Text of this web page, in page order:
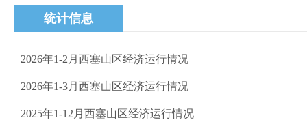
统计信息
2026年1-2月西塞山区经济运行情况
2026年1-3月西塞山区经济运行情况
2025年1-12月西塞山区经济运行情况